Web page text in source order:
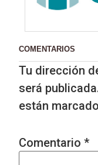
COMENTARIOS
Tu dirección
será
están
Comentario *